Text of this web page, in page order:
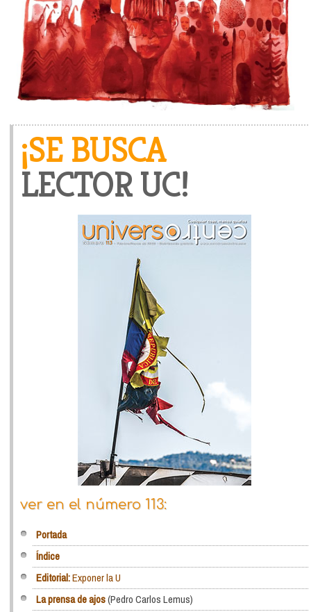
¡SE BUSCA
LECTOR UC!
ver en el número 113:
Portada
Índice
Editorial:Exponer la U
La prensa de ajos(Pedro Carlos Lemus)